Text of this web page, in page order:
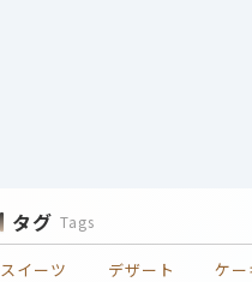
タグ Tags
スイーツ デザート ケー